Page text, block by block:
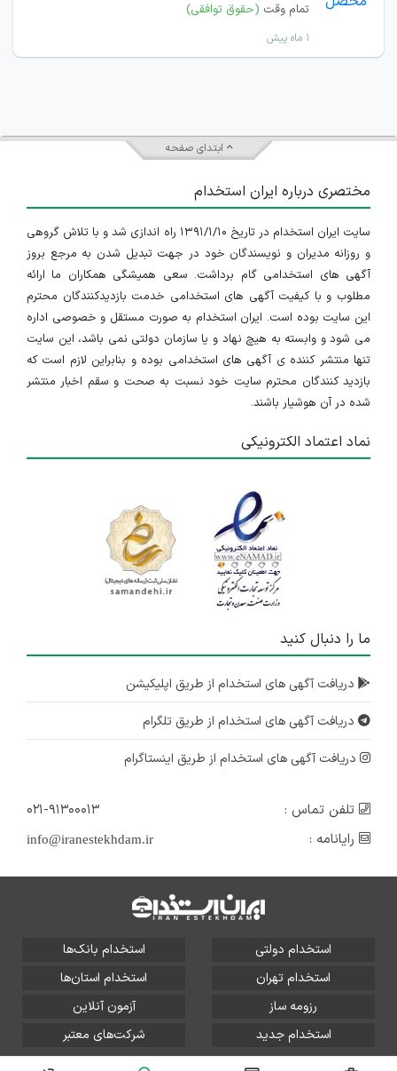
تمام وقت (حقوق توافقی)
۱ ماه پیش
ابتدای صفحه
مختصری درباره ایران استخدام
سایت ایران استخدام در تاریخ ۱۳۹۱/۱/۱۰ راه اندازی شد و با تلاش گروهی
و روزانه مدیران و نویسندگان خود در جهت تبدیل شدن به مرجع بروز
آگهی های استخدامی گام برداشت. سعی همیشگی همکاران ما ارائه
مطلوب و با کیفیت آگهی های استخدامی خدمت بازدیدکنندگان محترم
این سایت بوده است. ایران استخدام به صورت مستقل و خصوصی اداره
می شود و وابسته به هیچ نهاد و یا سازمان دولتی نمی باشد، این سایت
تنها منتشر کننده ی آگهی های استخدامی بوده و بنابراین لازم است که
بازدید کنندگان محترم سایت خود نسبت به صحت و سقم اخبار منتشر
شده در آن هوشیار باشند.
نماد اعتماد الکترونیکی
ما را دنبال کنید
دریافت آگهی های استخدام از طریق اپلیکیشن
دریافت آگهی های استخدام از طریق تلگرام
دریافت آگهی های استخدام از طریق اینستاگرام
تلفن تماس :
۰۲۱-۹۱۳۰۰۰۱۳
رایانامه :
info@iranestekhdam.ir
استخدام دولتی
استخدام بانک‌ها
استخدام تهران
استخدام استان‌ها
رزومه ساز
آزمون آنلاین
استخدام جدید
شرکت‌های معتبر
تمامی حقوق این سایت برای آلتین سیستم محفوظ است و هر